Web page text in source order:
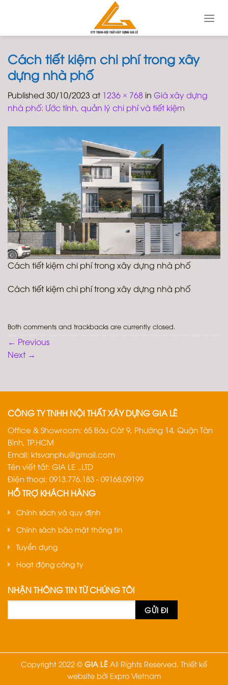
Cách tiết kiệm chi phí trong xây
dựng nhà phố
Published 30/10/2023 at 1236 × 768 in Giá xây dựng
nhà phố: Ước tính, quản lý chi phí và tiết kiệm
Cách tiết kiệm chi phí trong xây dựng nhà phố
Cách tiết kiệm chi phí trong xây dựng nhà phố
Both comments and trackbacks are currently closed.
← Previous
Next →
CÔNG TY TNHH NỘI THẤT XÂY DỰNG GIA LÊ
Office & Showroom: 65 Bàu Cát 9, Phường 14, Quận Tân
Bình, TP.HCM
Email: ktsvanphu@gmail.com
Tên viết tắt: GIA LE .,LTD
Điện thoại: 0913.776.183 - 09168.09199
HỖ TRỢ KHÁCH HÀNG
Chính sách và quy định
Chính sách bảo mật thông tin
Tuyển dụng
Hoạt động công ty
NHẬN THÔNG TIN TỪ CHÚNG TÔI
Copyright 2022 © GIA LÊ All Rights Reserved. Thiết kế
websitebởi Expro Vietnam